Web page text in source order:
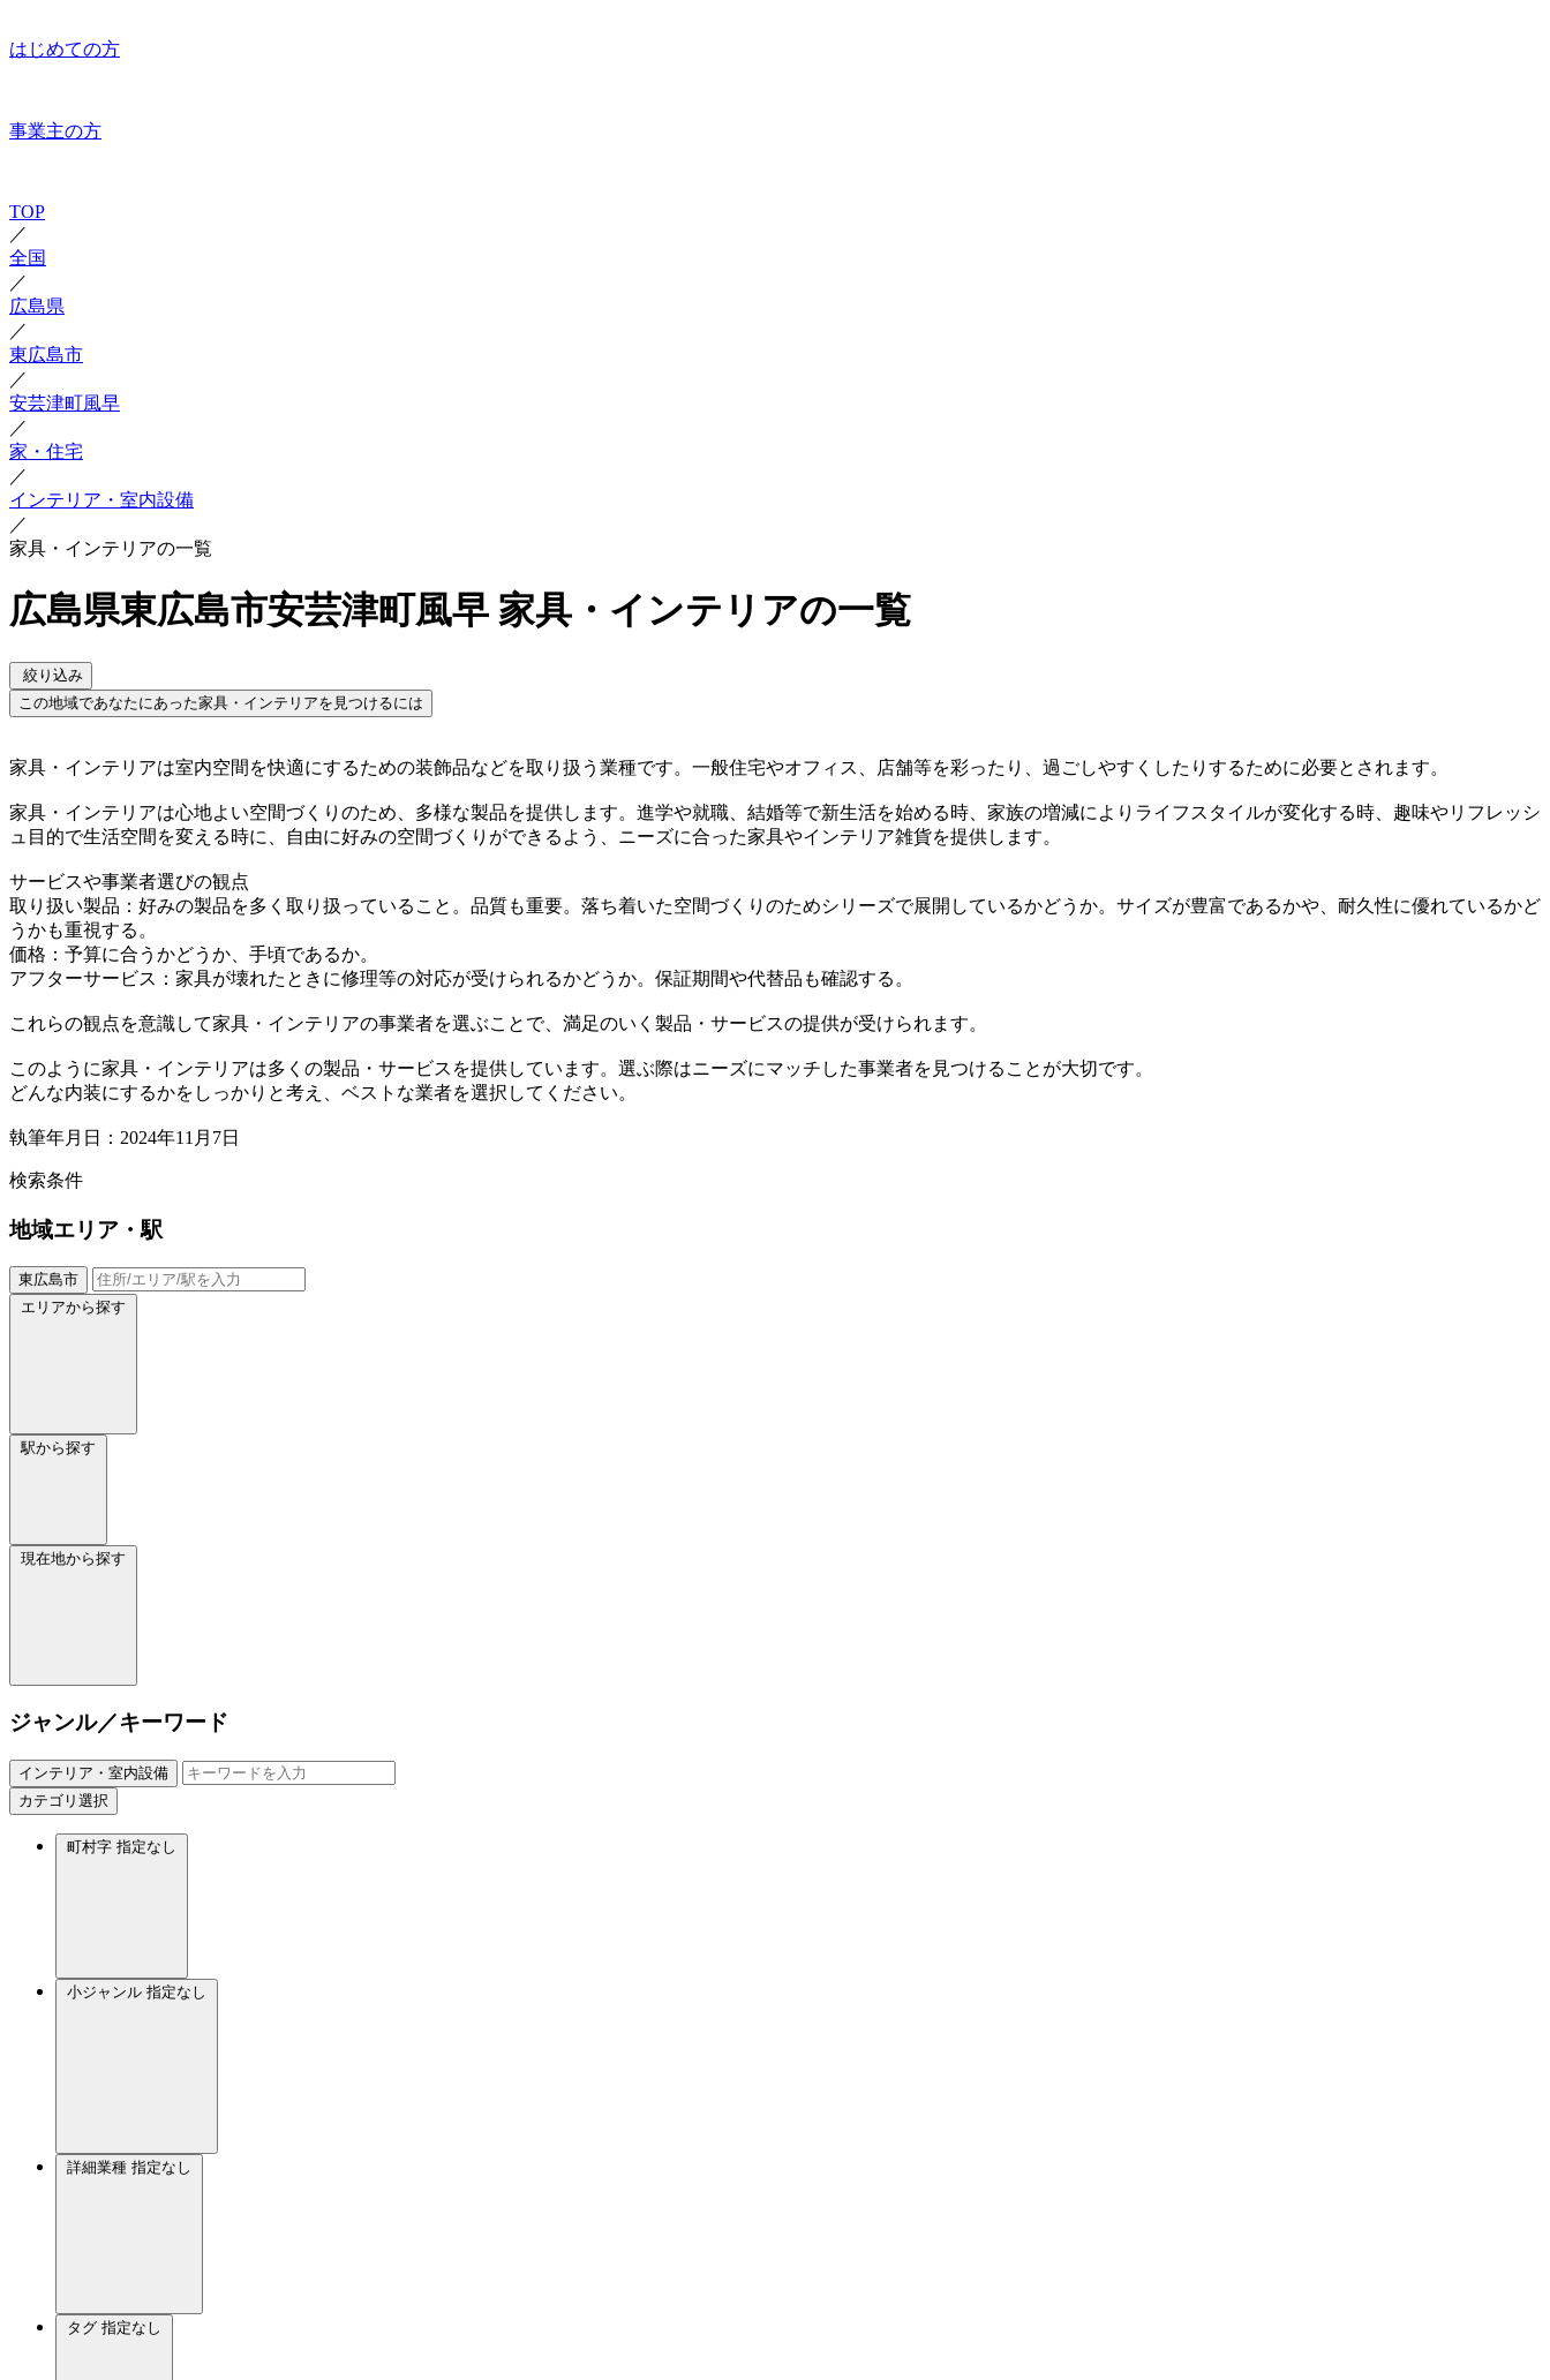
はじめての方
事業主の方
TOP
／
全国
／
広島県
／
東広島市
／
安芸津町風早
／
家・住宅
／
インテリア・室内設備
／
家具・インテリアの一覧
広島県東広島市安芸津町風早 家具・インテリアの一覧
絞り込み
この地域であなたにあった家具・インテリアを見つけるには
家具・インテリアは室内空間を快適にするための装飾品などを取り扱う業種です。一般住宅やオフィス、店舗等を彩ったり、過ごしやすくしたりするために必要とされます。
家具・インテリアは心地よい空間づくりのため、多様な製品を提供します。進学や就職、結婚等で新生活を始める時、家族の増減によりライフスタイルが変化する時、趣味やリフレッシ
ュ目的で生活空間を変える時に、自由に好みの空間づくりができるよう、ニーズに合った家具やインテリア雑貨を提供します。
サービスや事業者選びの観点
取り扱い製品：好みの製品を多く取り扱っていること。品質も重要。落ち着いた空間づくりのためシリーズで展開しているかどうか。サイズが豊富であるかや、耐久性に優れているかど
うかも重視する。
価格：予算に合うかどうか、手頃であるか。
アフターサービス：家具が壊れたときに修理等の対応が受けられるかどうか。保証期間や代替品も確認する。
これらの観点を意識して家具・インテリアの事業者を選ぶことで、満足のいく製品・サービスの提供が受けられます。
このように家具・インテリアは多くの製品・サービスを提供しています。選ぶ際はニーズにマッチした事業者を見つけることが大切です。
どんな内装にするかをしっかりと考え、ベストな業者を選択してください。
執筆年月日：2024年11月7日
検索条件
地域エリア・駅
東広島市
エリアから探す
駅から探す
現在地から探す
ジャンル／キーワード
インテリア・室内設備
カテゴリ選択
町村字 指定なし
小ジャンル 指定なし
詳細業種 指定なし
タグ 指定なし